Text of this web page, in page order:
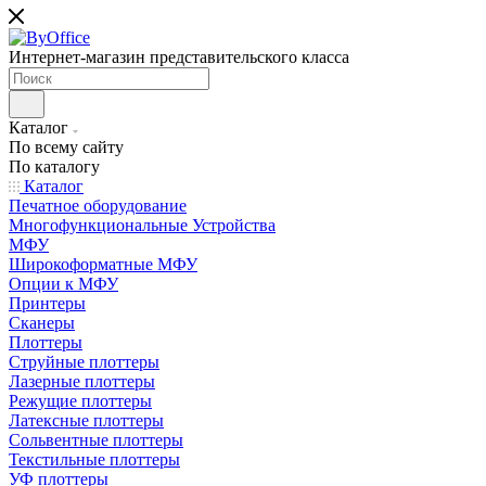
Интернет-магазин представительского класса
Каталог
По всему сайту
По каталогу
Каталог
Печатное оборудование
Многофункциональные Устройства
МФУ
Широкоформатные МФУ
Опции к МФУ
Принтеры
Сканеры
Плоттеры
Струйные плоттеры
Лазерные плоттеры
Режущие плоттеры
Латексные плоттеры
Сольвентные плоттеры
Текстильные плоттеры
УФ плоттеры